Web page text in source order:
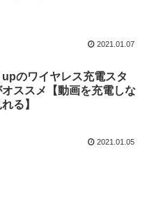
2021.01.07
のワイヤレス充電スタ
オススメ【動画を充電しな
る】
2021.01.05